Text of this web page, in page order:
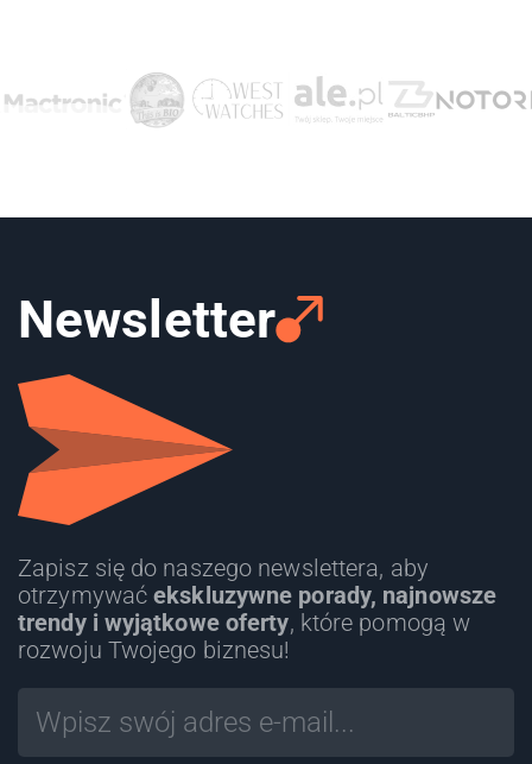
Newsletter
Zapisz się do naszego newslettera, aby
otrzymywaćekskluzywne porady, najnowsze
trendy i wyjątkowe oferty, które pomogą w
rozwoju Twojego biznesu!